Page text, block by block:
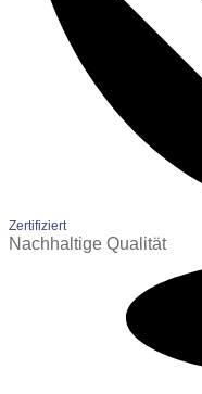
Zertifiziert
Nachhaltige Qualität